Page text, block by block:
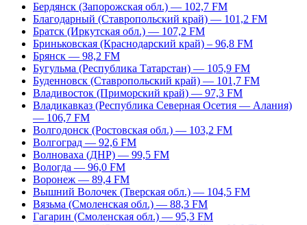
Бердянск (Запорожская обл.) — 102,7 FM
Благодарный (Ставропольский край) — 101,2 FM
Братск (Иркутская обл.) — 107,2 FM
Бриньковская (Краснодарский край) – 96,8 FM
Брянск — 98,2 FM
Бугульма (Республика Татарстан) — 105,9 FM
Буденновск (Ставропольский край) — 101,7 FM
Владивосток (Приморский край) — 97,3 FM
Владикавказ (Республика Северная Осетия — Алания)
— 106,7 FM
Волгодонск (Ростовская обл.) — 103,2 FM
Волгоград — 92,6 FM
Волноваха (ДНР) — 99,5 FM
Вологда — 96,0 FM
Воронеж — 89,4 FM
Вышний Волочек (Тверская обл.) — 104,5 FM
Вязьма (Смоленская обл.) — 88,3 FM
Гагарин (Смоленская обл.) — 95,3 FM